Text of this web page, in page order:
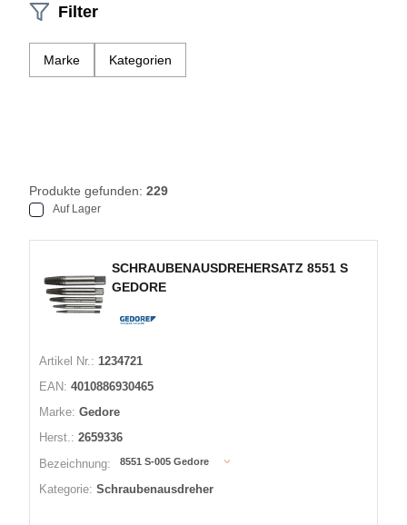
Filter
Marke Kategorien
Produkte gefunden: 229
Auf Lager
SCHRAUBENAUSDREHERSATZ 8551 S
GEDORE
Artikel Nr.: 1234721
EAN: 4010886930465
Marke: Gedore
Herst.: 2659336
Bezeichnung:
8551 S-005 Gedore
Kategorie: Schraubenausdreher